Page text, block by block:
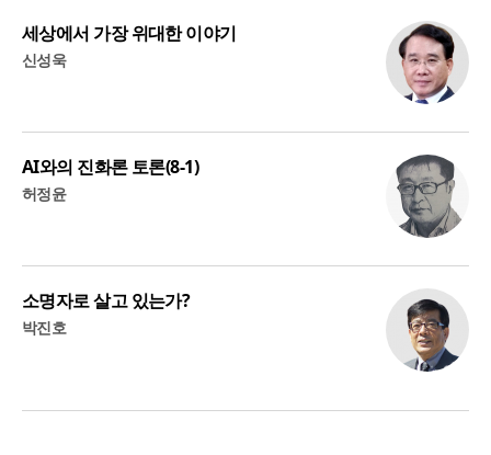
세상에서 가장 위대한 이야기
신성욱
AI와의 진화론 토론(8-1)
허정윤
소명자로 살고 있는가?
박진호